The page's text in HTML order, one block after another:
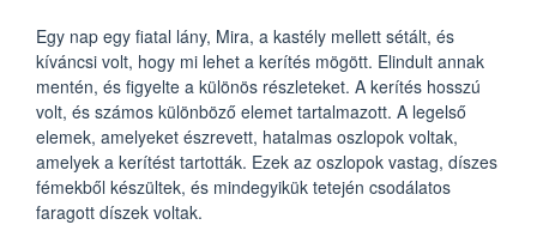
Egy nap egy fiatal lány, Mira, a kastély mellett sétált, és
kíváncsi volt, hogy mi lehet a kerítés mögött. Elindult annak
mentén, és figyelte a különös részleteket. A kerítés hosszú
volt, és számos különböző elemet tartalmazott. A legelső
elemek, amelyeket észrevett, hatalmas oszlopok voltak,
amelyek a kerítést tartották. Ezek az oszlopok vastag, díszes
fémekből készültek, és mindegyikük tetején csodálatos
faragott díszek voltak.